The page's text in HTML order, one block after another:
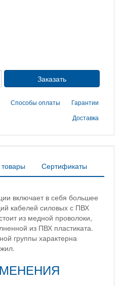
Гарантии
Способы оплаты
Доставка
Сертификаты
включает в себя большее
кабелей силовых с ПВХ
из медной проволоки,
из ПВХ пластиката.
группы характерна